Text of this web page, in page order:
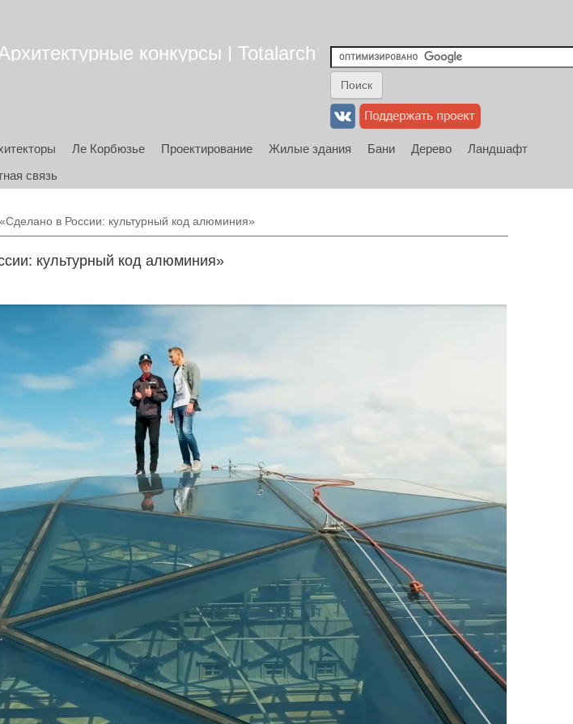
конкурсы | Totalarch
Ле Корбюзье Проектирование Жилые здания Бани Дерево
Ландшафт
связь
в России: культурный код алюминия»
культурный код алюминия»